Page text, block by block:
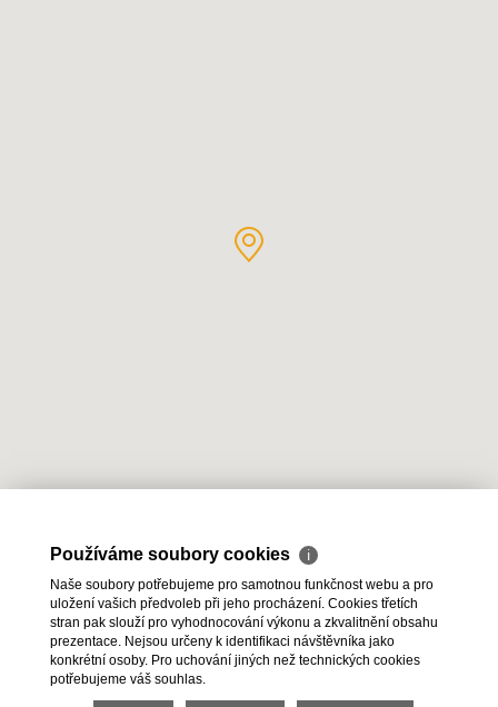
2026 © HESTIA Group s.r.o., všechna práva vyhrazena |
Ochrana osobních údajů|Cookies
Používáme soubory cookies ℹ
Naše soubory potřebujeme pro samotnou funkčnost webu a pro
uložení vašich předvoleb při jeho procházení. Cookies třetích
stran pak slouží pro vyhodnocování výkonu a zkvalitnění obsahu
prezentace. Nejsou určeny k identifikaci návštěvníka jako
konkrétní osoby. Pro uchování jiných než technických cookies
potřebujeme váš souhlas.